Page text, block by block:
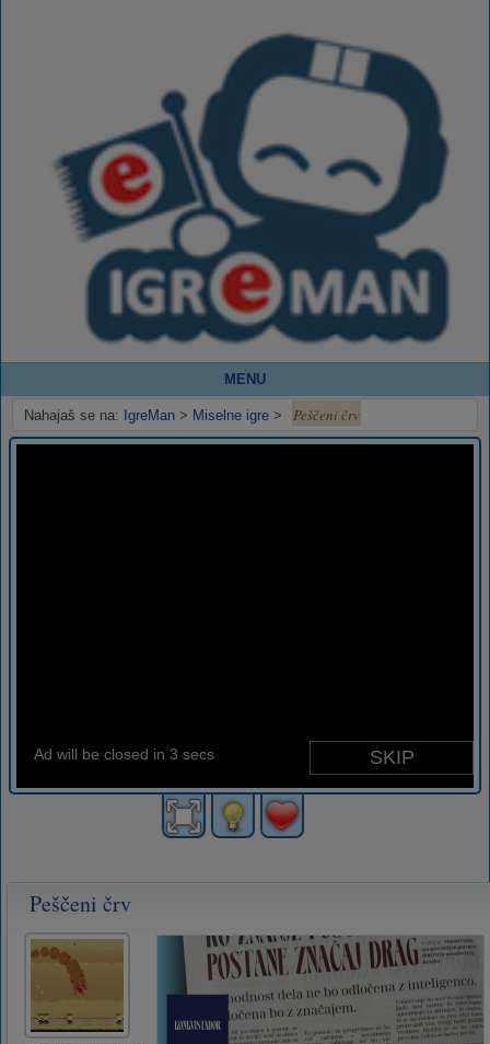
MENU
Nahajaš se na: IgreMan > Miselne igre > Peščeni črv
Peščeni črv